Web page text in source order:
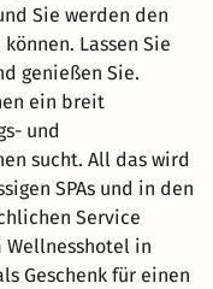
Sie werden den
Lassen Sie
genießen Sie.
ein breit
und
sucht. All das wird
SPAs und in den
Service
in
Geschenk für einen